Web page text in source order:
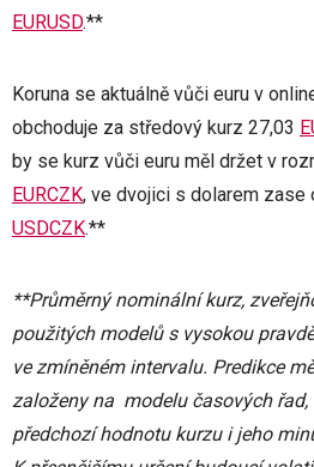
EURUSD.**
Koruna se aktuálně vůči euru v
obchoduje za středový kurz 27,03
by se kurz vůči euru měl držet v
EURCZK, ve dvojici s dolarem zase
USDCZK.**
**Průměrný nominální kurz,
použitých modelů s vysokou
ve zmíněném intervalu. Predikce
založeny na modelu časových řad,
předchozí hodnotu kurzu i jeho